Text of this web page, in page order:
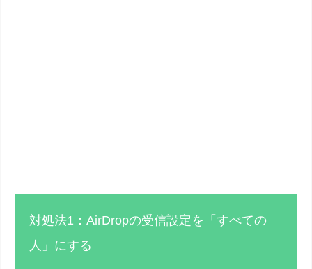
対処法1：AirDropの受信設定を「すべての
人」にする